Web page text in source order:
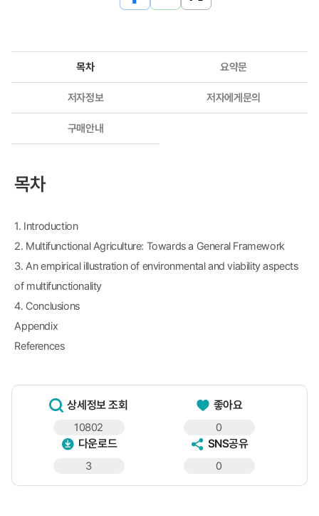
목차 요약문
저자정보 저자에게문의
구매안내
목차
1. Introduction
2. Multifunctional Agriculture: Towards a General Framework
3. An empirical illustration of environmental and viability aspects
of multifunctionality
4. Conclusions
Appendix
References
상세정보 조회
10802
좋아요
0
다운로드
3
SNS공유
0